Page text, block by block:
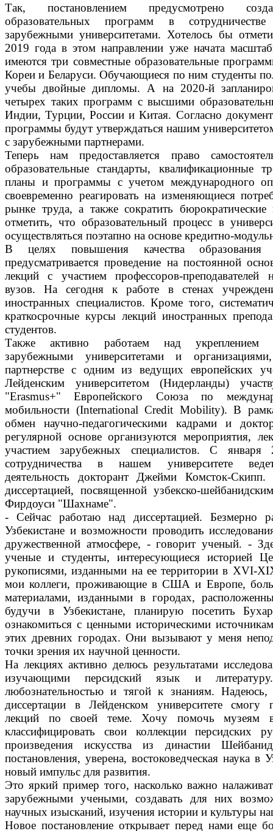
Так, постановлением предусмотрено
образовательных программ в
зарубежными университетами. Хотелось бы
2019 года в этом направлении уже начата
имеются три совместные образовательные
Кореи и Беларуси. Обучающиеся по ним студенты
учебы двойные дипломы. А на 2020-й
четырех таких программ с высшими
Индии, Турции, России и Китая. Согласно
программы будут утверждаться нашим
с зарубежными партнерами.
Теперь нам предоставляется право
образовательные стандарты, квалификационные
планы и программы с учетом международного
своевременно реагировать на изменяющиеся
рынке труда, а также сократить
отметить, что образовательный процесс в
осуществляться поэтапно на основе кредитно-
В целях повышения качества образования
предусматривается проведение на постоянной
лекций с участием профессоров-преподавателей
вузов. На сегодня к работе в стенах
иностранных специалистов. Кроме того,
краткосрочные курсы лекций иностранных
студентов.
Также активно работаем над укреплением
зарубежными университетами и
партнерстве с одним из ведущих европейских
Лейденским университетом (Нидерланды)
"Erasmus+" Европейского Союза по
мобильности (International Credit Mobility). В
обмен научно-педагогическими кадрами и
регулярной основе организуются мероприятия,
участием зарубежных специалистов. С
сотрудничества в нашем университете
деятельность докторант Джейми Комсток-
диссертацией, посвященной узбекско-
Фирдоуси "Шахнаме".
- Сейчас работаю над диссертацией. Безмерно
Узбекистане и возможности проводить
дружественной атмосфере, - говорит ученый. -
ученые и студенты, интересующиеся историей
рукописями, изданными на ее территории в XVI-
мои коллеги, проживающие в США и Европе,
материалами, изданными в городах,
будучи в Узбекистане, планирую посетить
ознакомиться с ценными историческими
этих древних городах. Они вызывают у меня
точки зрения их научной ценности.
На лекциях активно делюсь результатами
изучающими персидский язык и
любознательностью и тягой к знаниям.
диссертации в Лейден­ском университете смогу
лекций по своей теме. Хочу помочь музеям
классифицировать свои коллекции персидских
произведения искусства из династии
постановления, уверена, востоковедческая наука в
новый импульс для развития.
Это яркий пример того, насколько важно
зарубежными учеными, создавать для них
научных изысканий, изучения истории и культуры
Новое постановление открывает перед нами еще